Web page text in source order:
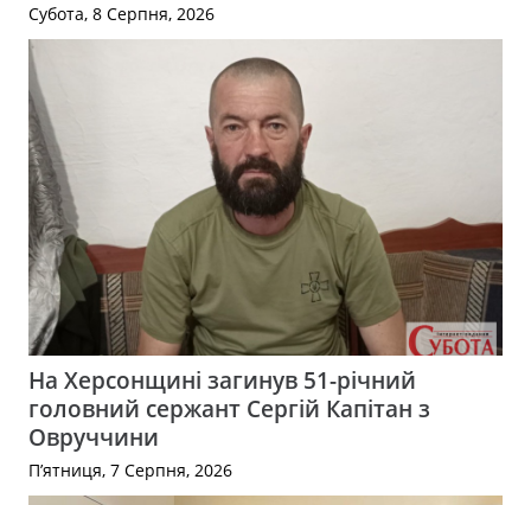
Субота, 8 Серпня, 2026
На Херсонщині загинув 51-річний
головний сержант Сергій Капітан з
Овруччини
П’ятниця, 7 Серпня, 2026